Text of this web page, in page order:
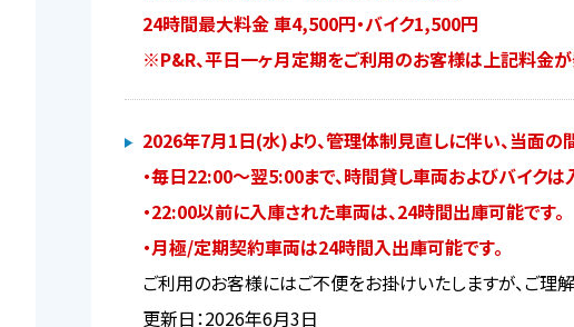
24時間最大料金 車4,500円・バイク1,500円
※P&R、平日一ヶ月定期をご利用のお客様は上記料金が
2026年7月1日(水)より、管理体制見直しに伴い、当面の
・毎日22:00～翌5:00まで、時間貸し車両およびバイクは
・22:00以前に入庫された車両は、24時間出庫可能です。
・月極/定期契約車両は24時間入出庫可能です。
ご利用のお客様にはご不便をお掛けいたしますが、ご理
更新日：2026年6月3日